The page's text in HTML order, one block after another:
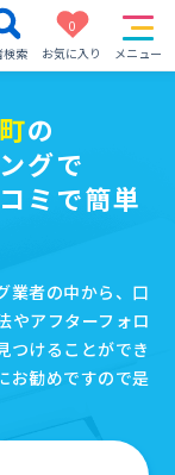
検索
0
お気に入り
メニュー
の
グで
ミで簡単
業者の中から、口
やアフターフォロ
つけることができ
お勧めですので是